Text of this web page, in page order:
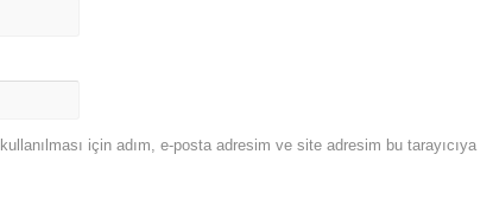
için adım, e-posta adresim ve site adresim bu tarayıcıya